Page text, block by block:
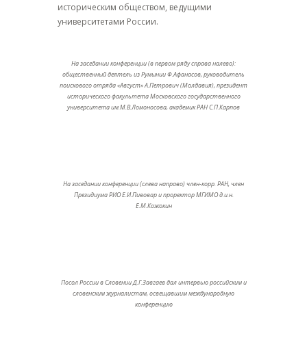
историческим обществом, ведущими
университетами России.
На заседании конференции (в первом ряду справа налево):
общественный деятель из Румынии Ф.Афанасов, руководитель
поискового отряда «Август» А.Петрович (Молдавия), президент
исторического факультета Московского государственного
университета им.М.В.Ломоносова, академик РАН С.П.Карпов
На заседании конференции (слева направо) член-корр. РАН, член
Президиума РИО Е.И.Пивовар и проректор МГИМО д.и.н.
Е.М.Кожокин
Посол России в Словении Д.Г.Завгаев дал интервью российским и
словенским журналистам, освещавшим международную
конференцию